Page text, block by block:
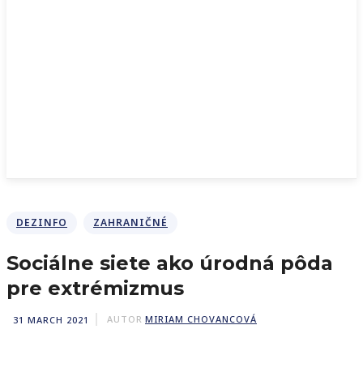
DEZINFO ZAHRANIČNÉ
Sociálne siete ako úrodná pôda
pre extrémizmus
31 MARCH 2021 AUTOR MIRIAM CHOVANCOVÁ